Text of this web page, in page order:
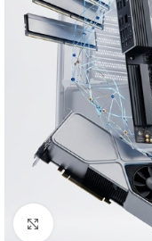
Clic para ampliar